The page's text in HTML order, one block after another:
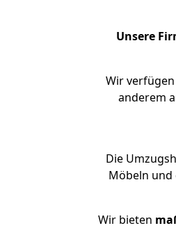
Unsere
Wir
anderem
Die
Möbeln und
Wir bieten